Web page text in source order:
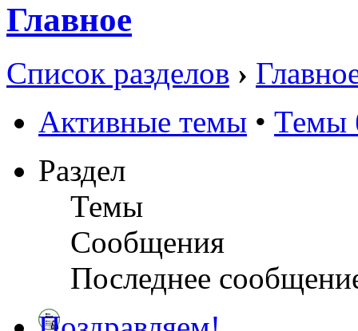
Главное
Список разделов ›
Активные темы • Темы
Раздел
Темы
Сообщения
Последнее